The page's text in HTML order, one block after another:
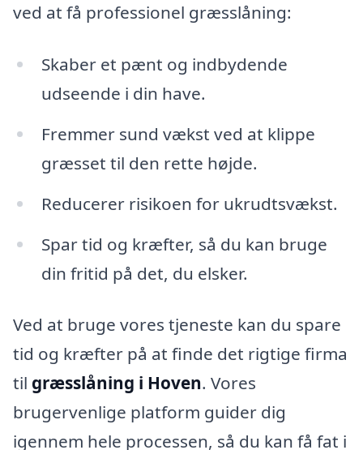
ved at få professionel græsslåning:
Skaber et pænt og indbydende
udseende i din have.
Fremmer sund vækst ved at klippe
græsset til den rette højde.
Reducerer risikoen for ukrudtsvækst.
Spar tid og kræfter, så du kan bruge
din fritid på det, du elsker.
Ved at bruge vores tjeneste kan du spare
tid og kræfter på at finde det rigtige firma
til græsslåning i Hoven. Vores
brugervenlige platform guider dig
igennem hele processen, så du kan få fat i